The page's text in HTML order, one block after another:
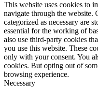
This website uses cookies to
navigate through the website.
categorized as necessary are
essential for the working of
also use third-party cookies
you use this website. These
only with your consent. You
cookies. But opting out of
browsing experience.
Necessary